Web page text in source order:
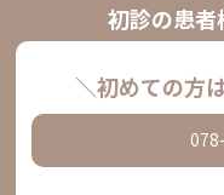
初診の患
＼初めての方